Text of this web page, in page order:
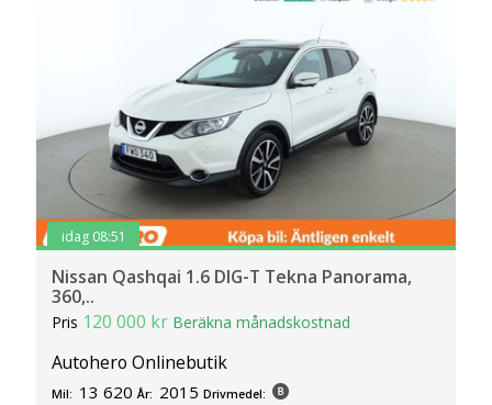
idag 08:51
Nissan Qashqai 1.6 DIG-T Tekna Panorama,
360,..
Pris 120 000 kr Beräkna månadskostnad
Autohero Onlinebutik
Mil: 13 620 År: 2015 Drivmedel: